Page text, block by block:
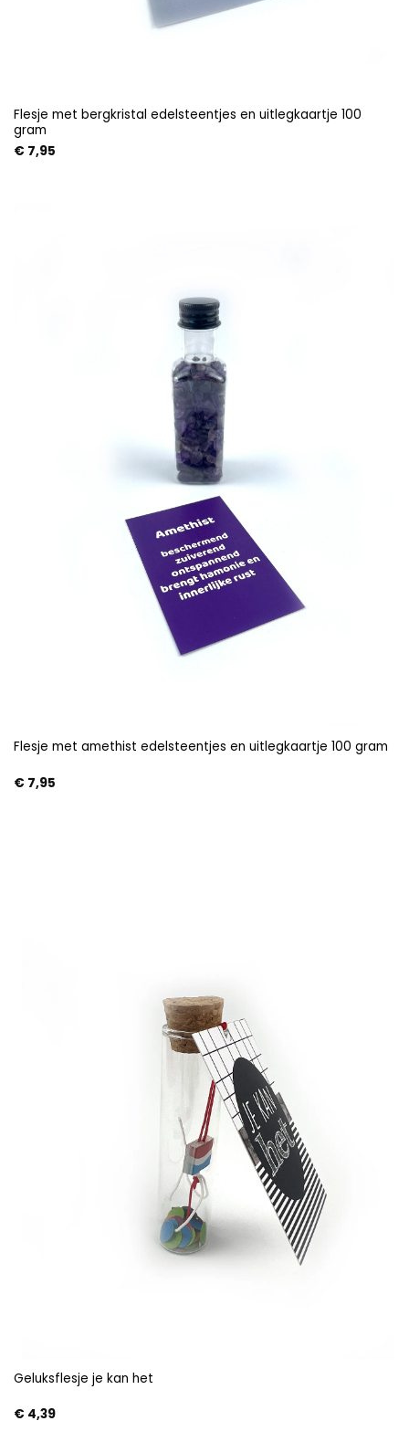
Flesje met bergkristal edelsteentjes en uitlegkaartje 100
gram
€7,95
Flesje met amethist edelsteentjes en uitlegkaartje 100 gram
€7,95
Geluksflesje je kan het
€4,39